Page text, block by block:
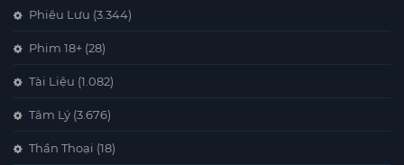
Phiêu Lưu (3.344)
Phim 18+ (28)
Tài Liệu (1.082)
Tâm Lý (3.676)
Thần Thoại (18)